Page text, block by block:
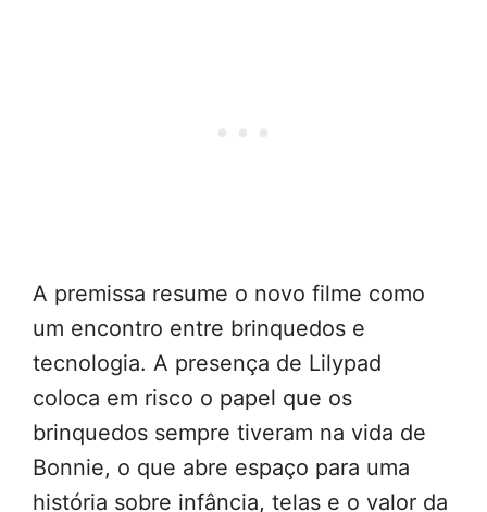
A premissa resume o novo filme como
um encontro entre brinquedos e
tecnologia. A presença de Lilypad
coloca em risco o papel que os
brinquedos sempre tiveram na vida de
Bonnie, o que abre espaço para uma
história sobre infância, telas e o valor da